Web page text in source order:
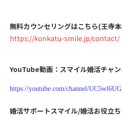
無料カウンセリングはこちら(王寺
https://konkatu-smile.jp/contact/
YouTube動画：スマイル婚活チャン
https://youtube.com/channel/
婚活サポートスマイル/婚活お役立